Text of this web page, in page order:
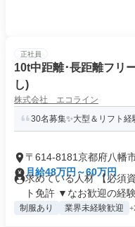
正社員
10t中距離･長距離フリ
し)
株式会社 エコライン
30名募集✨大型＆リフト
〒614-8181京都府八幡
月給48万円～60万円
求めている人材 【必須
ト免許 ▼なお歓迎の経験
制服あり 業界未経験歓迎